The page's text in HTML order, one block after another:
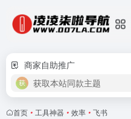
商家自助推广
获取本站同款主题
首页 • 工具神器 • 效率 • 飞书